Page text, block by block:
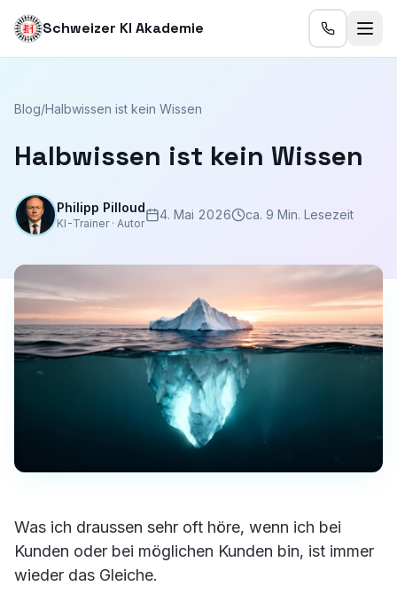
Schweizer KI Akademie
Blog/Halbwissen ist kein Wissen
Halbwissen ist kein Wissen
Philipp Pilloud
KI-Trainer · Autor
4. Mai 2026 ca. 9 Min. Lesezeit
Was ich draussen sehr oft höre, wenn ich bei
Kunden oder bei möglichen Kunden bin, ist immer
wieder das Gleiche.